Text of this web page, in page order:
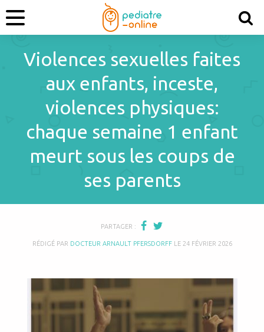
Violences sexuelles faites
aux enfants, inceste,
violences physiques:
chaque semaine 1 enfant
meurt sous les coups de
ses parents
PARTAGER :
RÉDIGÉ PAR DOCTEUR ARNAULT PFERSDORFFLE 24 FÉVRIER 2026